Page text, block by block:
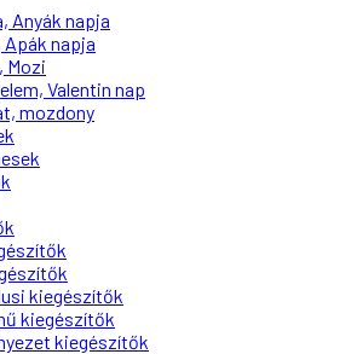
Anyák napja
Apák napja
Mozi
Valentin nap
mozdony
kiegészítők
kiegészítők
kiegészítők